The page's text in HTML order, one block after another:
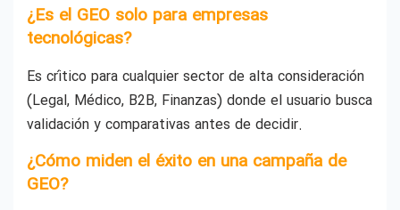
¿Es el GEO solo para empresas
tecnológicas?
Es crítico para cualquier sector de alta consideración
(Legal, Médico, B2B, Finanzas) donde el usuario busca
validación y comparativas antes de decidir.
¿Cómo miden el éxito en una campaña de
GEO?